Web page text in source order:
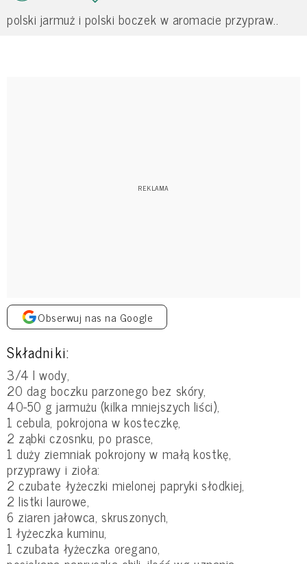
polski jarmuż i polski boczek w aromacie przypraw..
Obserwuj nas na Google
Składniki:
3/4 l wody,
20 dag boczku parzonego bez skóry,
40-50 g jarmużu (kilka mniejszych liści),
1 cebula, pokrojona w kosteczkę,
2 ząbki czosnku, po prasce,
1 duży ziemniak pokrojony w małą kostkę,
przyprawy i zioła:
2 czubate łyżeczki mielonej papryki słodkiej,
2 listki laurowe,
6 ziaren jałowca, skruszonych,
1 łyżeczka kuminu,
1 czubata łyżeczka oregano,